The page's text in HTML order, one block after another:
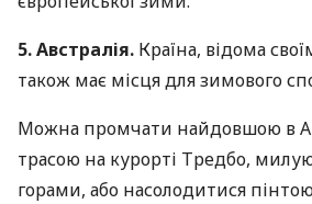
5. Австралія. Країна, відома
також має місця для зимового
Можна промчати найдовшою в
трасою на курорті Тредбо,
горами, або насолодитися